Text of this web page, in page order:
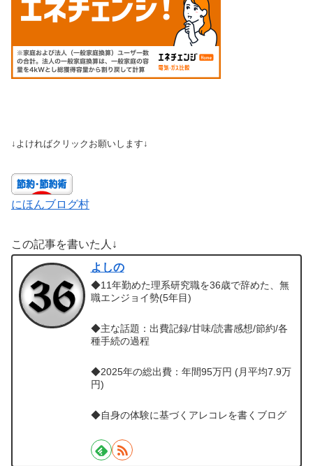
↓よければクリックお願いします↓
にほんブログ村
この記事を書いた人↓
よしの
◆11年勤めた理系研究職を36歳で辞めた、無
職エンジョイ勢(5年目)
◆主な話題：出費記録/甘味/読書感想/節約/各
種手続の過程
◆2025年の総出費：年間95万円 (月平均7.9万
円)
◆自身の体験に基づくアレコレを書くブログ